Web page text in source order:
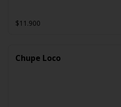
$11.900
Chupe Loco